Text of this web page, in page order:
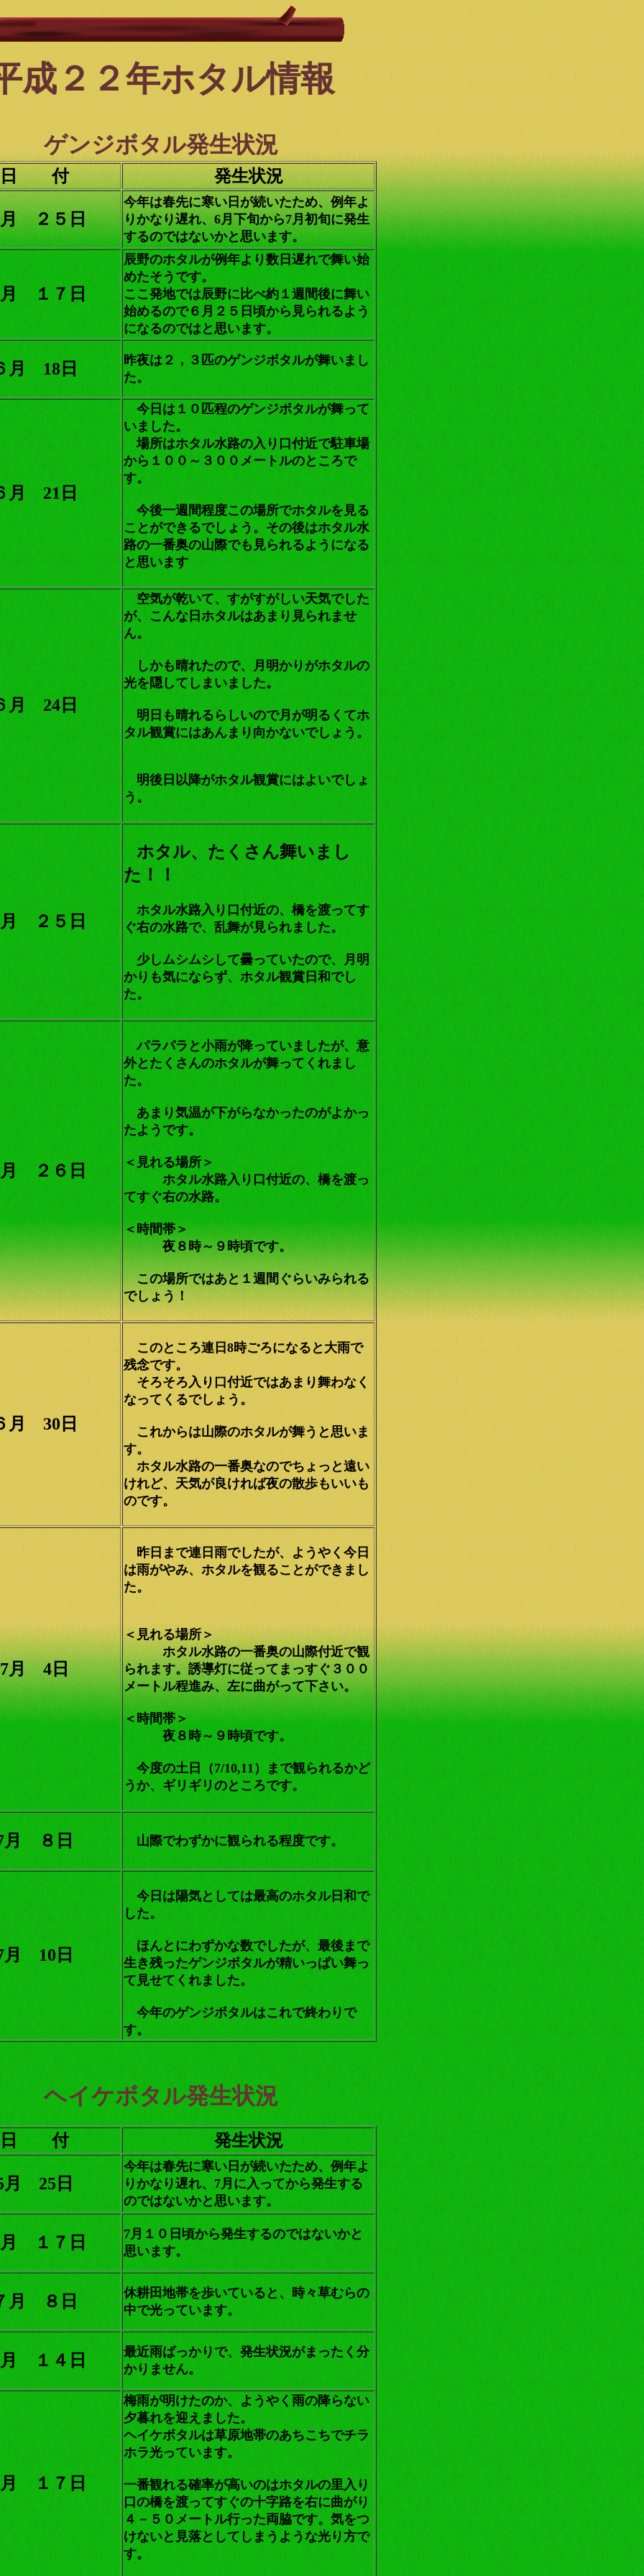
成２２年ホタル情報
ゲンジボタル発生状況
日 付 発生状況
２５日
今年は春先に寒い日が続いたため、例年よ
りかなり遅れ、6月下旬から7月初旬に発生
するのではないかと思います。
１７日
辰野のホタルが例年より数日遅れで舞い始
めたそうです。
ここ発地では辰野に比べ約１週間後に舞い
始めるので６月２５日頃から見られるよう
になるのではと思います。
月 18日
昨夜は２，３匹のゲンジボタルが舞いまし
た。
月 21日
今日は１０匹程のゲンジボタルが舞って
いました。
場所はホタル水路の入り口付近で駐車場
から１００～３００メートルのところで
す。
今後一週間程度この場所でホタルを見る
ことができるでしょう。その後はホタル水
路の一番奥の山際でも見られるようになる
と思います
月 24日
空気が乾いて、すがすがしい天気でした
が、こんな日ホタルはあまり見られませ
ん。
しかも晴れたので、月明かりがホタルの
光を隠してしまいました。
明日も晴れるらしいので月が明るくてホ
タル観賞にはあんまり向かないでしょう。
明後日以降がホタル観賞にはよいでしょ
う。
２５日
ホタル、たくさん舞いまし
た！！
ホタル水路入り口付近の、橋を渡ってす
ぐ右の水路で、乱舞が見られました。
少しムシムシして曇っていたので、月明
かりも気にならず、ホタル観賞日和でし
た。
２６日
パラパラと小雨が降っていましたが、意
外とたくさんのホタルが舞ってくれまし
た。
あまり気温が下がらなかったのがよかっ
たようです。
＜見れる場所＞
ホタル水路入り口付近の、橋を渡っ
てすぐ右の水路。
＜時間帯＞
夜８時～９時頃です。
この場所ではあと１週間ぐらいみられる
でしょう！
月 30日
このところ連日8時ごろになると大雨で
残念です。
そろそろ入り口付近ではあまり舞わなく
なってくるでしょう。
これからは山際のホタルが舞うと思いま
す。
ホタル水路の一番奥なのでちょっと遠い
けれど、天気が良ければ夜の散歩もいいも
のです。
7月 4日
昨日まで連日雨でしたが、ようやく今日
は雨がやみ、ホタルを観ることができまし
た。
＜見れる場所＞
ホタル水路の一番奥の山際付近で観
られます。誘導灯に従ってまっすぐ３００
メートル程進み、左に曲がって下さい。
＜時間帯＞
夜８時～９時頃です。
今度の土日（7/10,11）まで観られるかど
うか、ギリギリのところです。
月 ８日 山際でわずかに観られる程度です。
月 10日
今日は陽気としては最高のホタル日和で
した。
ほんとにわずかな数でしたが、最後まで
生き残ったゲンジボタルが精いっぱい舞っ
て見せてくれました。
今年のゲンジボタルはこれで終わりで
す。
ヘイケボタル発生状況
日 付 発生状況
月 25日
今年は春先に寒い日が続いたため、例年よ
りかなり遅れ、7月に入ってから発生する
のではないかと思います。
１７日
7月１０日頃から発生するのではないかと
思います。
月 ８日
休耕田地帯を歩いていると、時々草むらの
中で光っています。
１４日
最近雨ばっかりで、発生状況がまったく分
かりません。
１７日
梅雨が明けたのか、ようやく雨の降らない
夕暮れを迎えました。
ヘイケボタルは草原地帯のあちこちでチラ
ホラ光っています。
一番観れる確率が高いのはホタルの里入り
口の橋を渡ってすぐの十字路を右に曲がり
４－５０メートル行った両脇です。気をつ
けないと見落としてしまうような光り方で
す。